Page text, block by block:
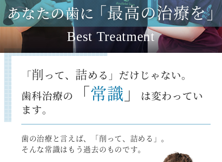
あなたの歯に「最高の治療を
Best Treatment
「削って、 詰める」だけじゃない。
歯科治療の
「常識 」
は変わってい
ます。
歯の治療と言えば、「削って、詰める」。
そんな常識はもう過去のものです。